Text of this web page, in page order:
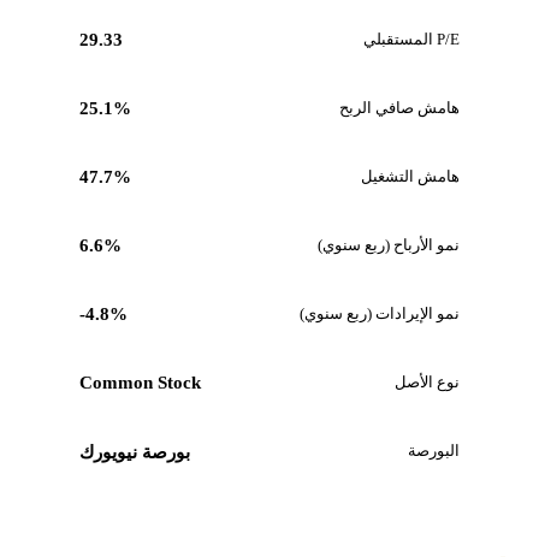
P/E المستقبلي 29.33
هامش صافي الربح 25.1%
هامش التشغيل 47.7%
نمو الأرباح (ربع سنوي) 6.6%
نمو الإيرادات (ربع سنوي) -4.8%
نوع الأصل Common Stock
البورصة بورصة نيويورك